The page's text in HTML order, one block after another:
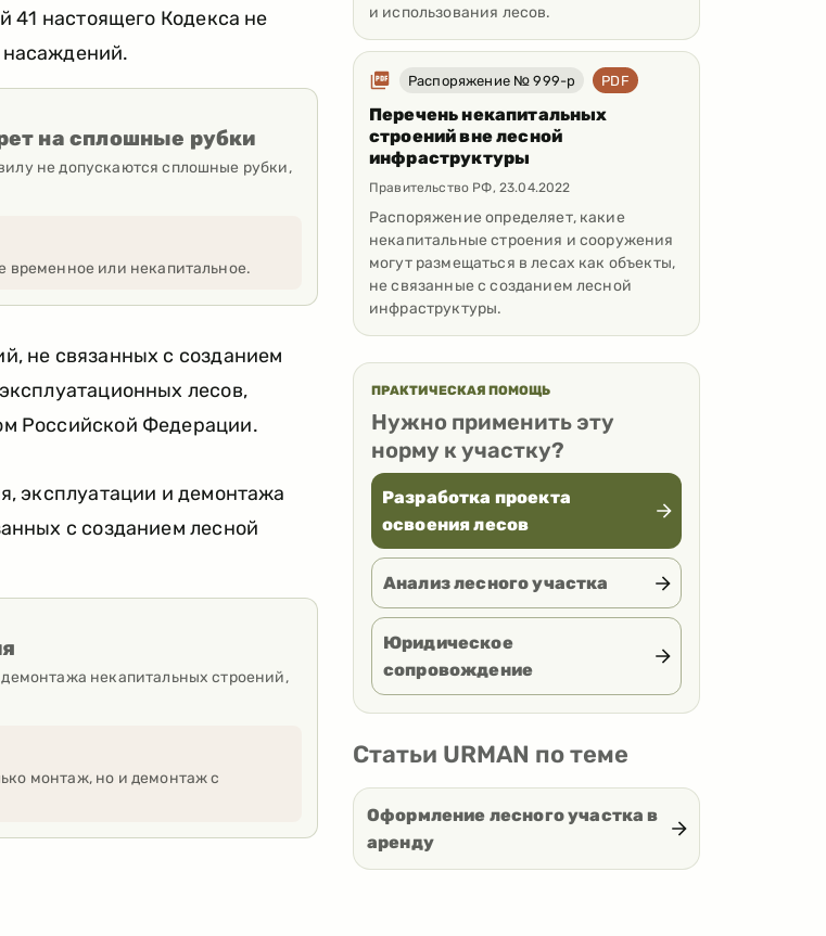
41 настоящего Кодекса не
на сплошные рубки
не допускаются сплошные рубки,
временное или некапитальное.
не связанных с созданием
лесов,
Российской Федерации.
эксплуатации и демонтажа
с созданием лесной
некапитальных строений,
монтаж, но и демонтаж с
и использования лесов.
Распоряжение № 999-р PDF
Перечень некапитальных
строений вне лесной
инфраструктуры
Правительство РФ, 23.04.2022
Распоряжение определяет, какие
некапитальные строения и сооружения
могут размещаться в лесах как объекты,
не связанные с созданием лесной
инфраструктуры.
ПРАКТИЧЕСКАЯ ПОМОЩЬ
Нужно применить эту
норму к участку?
Разработка проекта
освоения лесов
Анализ лесного участка
Юридическое
сопровождение
Статьи URMAN по теме
Оформление лесного участка в
аренду